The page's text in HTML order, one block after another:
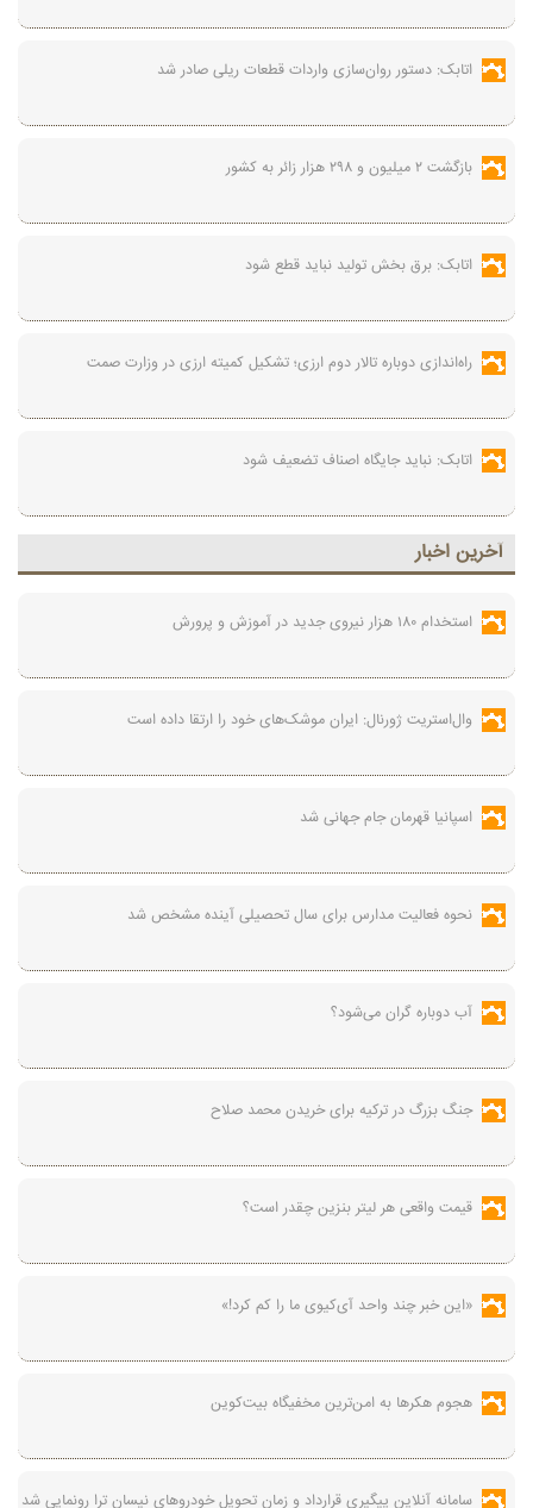
اتابک: دستور روان‌سازی واردات قطعات ریلی صادر شد
بازگشت ۲ میلیون و ۲۹۸ هزار زائر به کشور
اتابک: برق بخش تولید نباید قطع شود
راه‌اندازی دوباره تالار دوم ارزی؛ تشکیل کمیته ارزی در وزارت صمت
اتابک: نباید جایگاه اصناف تضعیف شود
آخرين اخبار
استخدام ۱۸۰ هزار نیروی جدید در آموزش‌ و پرورش
وال‌استریت ژورنال: ایران موشک‌های خود را ارتقا داده است
اسپانیا قهرمان جام جهانی شد
نحوه فعالیت مدارس برای سال تحصیلی آینده مشخص شد
آب دوباره گران می‌شود؟
جنگ بزرگ در ترکیه برای خریدن محمد صلاح
قیمت واقعی هر لیتر بنزین چقدر است؟
«این خبر چند واحد آی‌کیوی ما را کم کرد!»
هجوم هکرها به امن‌ترین مخفیگاه بیت‌کوین
سامانه آنلاین پیگیری قرارداد‌ و زمان تحویل خودرو‌های نیسان ترا رونمایی شد